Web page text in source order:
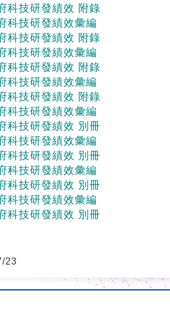
科技研發績效 附錄
科技研發績效彙編
科技研發績效 附錄
科技研發績效彙編
科技研發績效 附錄
科技研發績效彙編
科技研發績效 附錄
科技研發績效彙編
科技研發績效 別冊
科技研發績效彙編
科技研發績效 別冊
科技研發績效彙編
科技研發績效 別冊
科技研發績效彙編
科技研發績效 別冊
23